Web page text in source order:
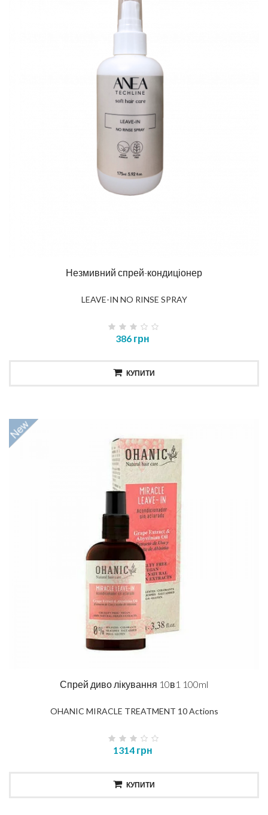
Незмивний спрей-кондиціонер
LEAVE-IN NO RINSE SPRAY
386 грн
КУПИТИ
Спрей диво лікування 10в1 100ml
OHANIC MIRACLE TREATMENT 10 Actions
1314 грн
КУПИТИ